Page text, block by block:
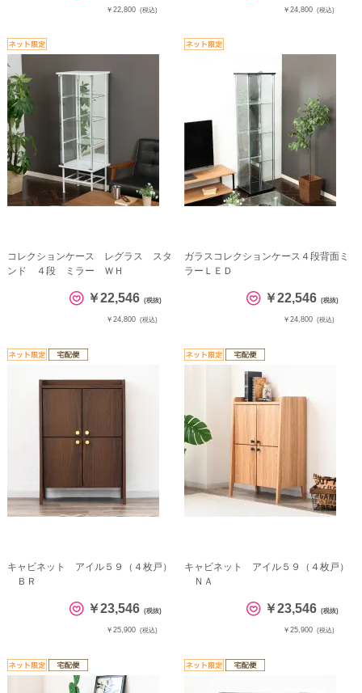
￥22,800 (税込) ￥24,800 (税込)
コレクションケース レグラス スタ
ンド ４段 ミラー ＷＨ
￥22,546 (税抜)
￥24,800 (税込)
ガラスコレクションケース４段背面ミ
ラーＬＥＤ
￥22,546 (税抜)
￥24,800 (税込)
キャビネット アイル５９（４枚戸）
ＢＲ
￥23,546 (税抜)
￥25,900 (税込)
キャビネット アイル５９（４枚戸）
ＮＡ
￥23,546 (税抜)
￥25,900 (税込)